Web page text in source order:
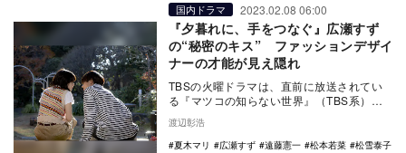
国内ドラマ 2023.02.08 06:00
『夕暮れに、手をつなぐ』広瀬すず
の“秘密のキス” ファッションデザイ
ナーの才能が見え隠れ
TBSの火曜ドラマは、直前に放送されてい
る『マツコの知らない世界』（TBS系）か
らCMなしの地続きでオンエアへと流れてい
く。いつ…
渡辺彰浩
夏木マリ
広瀬すず 遠藤憲一 松本若菜
松雪泰子